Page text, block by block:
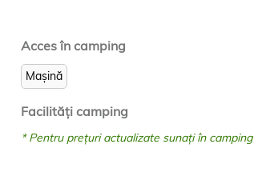
Acces în camping
Mașină
Facilităţi camping
* Pentru prețuri actualizate sunați în camping